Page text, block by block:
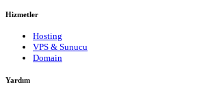
Hizmetler
Hosting
VPS & Sunucu
Domain
Yardım